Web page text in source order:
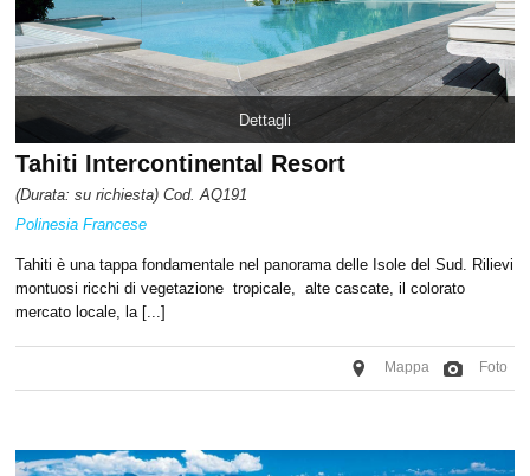
Dettagli
Tahiti Intercontinental Resort
(Durata: su richiesta) Cod. AQ191
Polinesia Francese
Tahiti è una tappa fondamentale nel panorama delle Isole del Sud. Rilievi
montuosi ricchi di vegetazione tropicale, alte cascate, il colorato
mercato locale, la [...]
Foto
Mappa